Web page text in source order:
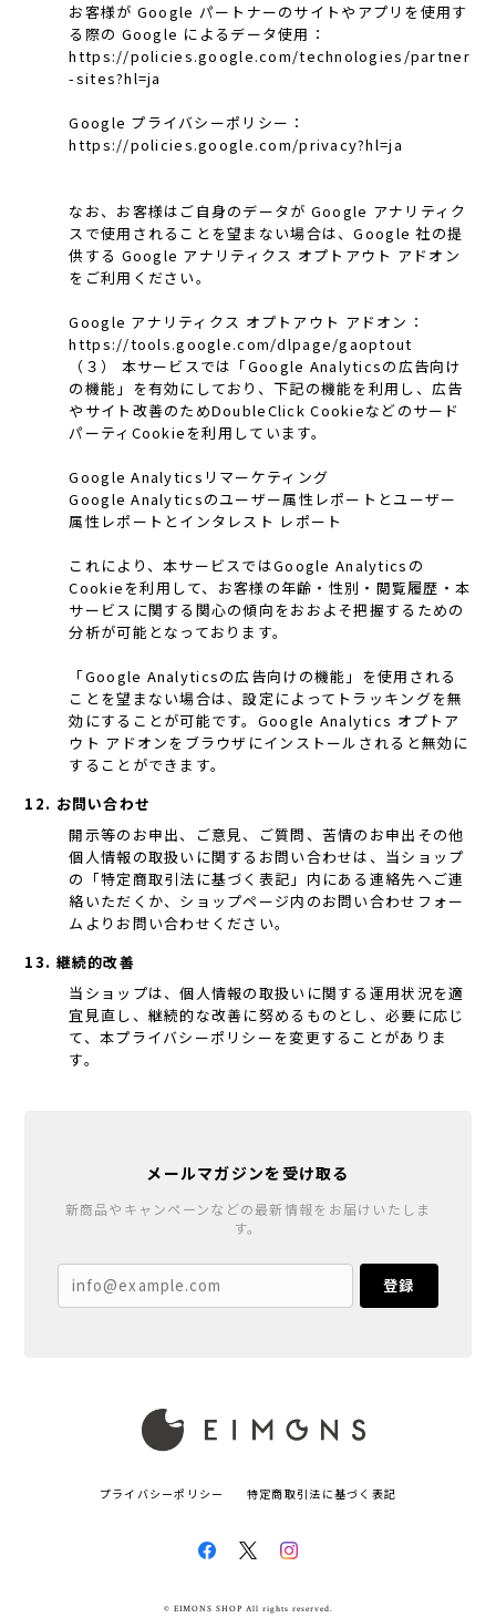
お客様が Google パートナーのサイトやアプリを使用す
る際の Google によるデータ使用：
https://policies.google.com/technologies/partner
-sites?hl=ja
Google プライバシーポリシー：
https://policies.google.com/privacy?hl=ja
なお、お客様はご自身のデータが Google アナリティク
スで使用されることを望まない場合は、Google 社の提
供する Google アナリティクス オプトアウト アドオン
をご利用ください。
Google アナリティクス オプトアウト アドオン：
https://tools.google.com/dlpage/gaoptout
（３） 本サービスでは「Google Analyticsの広告向け
の機能」を有効にしており、下記の機能を利用し、広告
やサイト改善のためDoubleClick Cookieなどのサード
パーティCookieを利用しています。
Google Analyticsリマーケティング
Google Analyticsのユーザー属性レポートとユーザー
属性レポートとインタレスト レポート
これにより、本サービスではGoogle Analyticsの
Cookieを利用して、お客様の年齢・性別・閲覧履歴・本
サービスに関する関心の傾向をおおよそ把握するための
分析が可能となっております。
「Google Analyticsの広告向けの機能」を使用される
ことを望まない場合は、設定によってトラッキングを無
効にすることが可能です。Google Analytics オプトア
ウト アドオンをブラウザにインストールされると無効に
することができます。
12. お問い合わせ
開示等のお申出、ご意見、ご質問、苦情のお申出その他
個人情報の取扱いに関するお問い合わせは、当ショップ
の「特定商取引法に基づく表記」内にある連絡先へご連
絡いただくか、ショップページ内のお問い合わせフォー
ムよりお問い合わせください。
13. 継続的改善
当ショップは、個人情報の取扱いに関する運用状況を適
宜見直し、継続的な改善に努めるものとし、必要に応じ
て、本プライバシーポリシーを変更することがありま
す。
メールマガジンを受け取る
新商品やキャンペーンなどの最新情報をお届けいたしま
す。
登録
プライバシーポリシー 特定商取引法に基づく表記
© EIMONS SHOP All rights reserved.